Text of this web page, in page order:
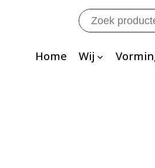
Zoeken
naar:
Home Wij